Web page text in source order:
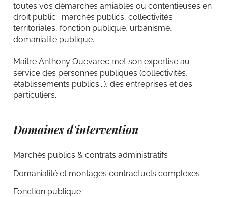
toutes vos démarches amiables ou contentieuses en
droit public : marchés publics, collectivités
territoriales, fonction publique, urbanisme,
domanialité publique.
Maître Anthony Quevarec met son expertise au
service des personnes publiques (collectivités,
établissements publics...), des entreprises et des
particuliers.
Domaines d'intervention
Marchés publics & contrats administratifs
Domanialité et montages contractuels complexes
Fonction publique